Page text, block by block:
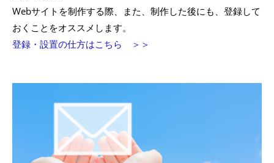
Webサイトを制作する際、また、制作した後にも、登録して
おくことをオススメします。
登録・設置の仕方はこちら ＞＞